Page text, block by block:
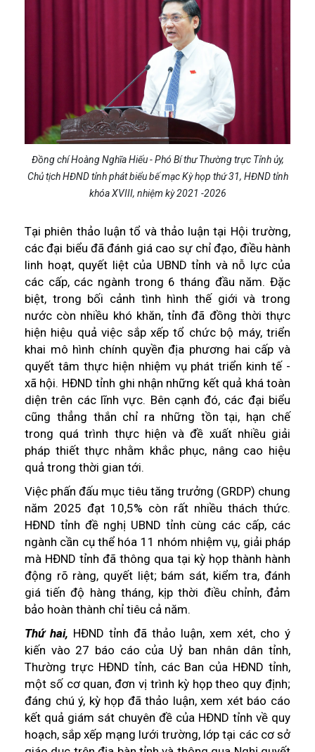
Đồng chí Hoàng Nghĩa Hiếu - Phó Bí thư Thường trực Tỉnh ủy,
Chủ tịch HĐND tỉnh phát biểu bế mạc Kỳ họp thứ 31, HĐND tỉnh
khóa XVIII, nhiệm kỳ 2021 -2026
Tại phiên thảo luận tổ và thảo luận tại Hội trường,
các đại biểu đã đánh giá cao sự chỉ đạo, điều hành
linh hoạt, quyết liệt của UBND tỉnh và nỗ lực của
các cấp, các ngành trong 6 tháng đầu năm. Đặc
biệt, trong bối cảnh tình hình thế giới và trong
nước còn nhiều khó khăn, tỉnh đã đồng thời thực
hiện hiệu quả việc sắp xếp tổ chức bộ máy, triển
khai mô hình chính quyền địa phương hai cấp và
quyết tâm thực hiện nhiệm vụ phát triển kinh tế -
xã hội. HĐND tỉnh ghi nhận những kết quả khá toàn
diện trên các lĩnh vực. Bên cạnh đó, các đại biểu
cũng thẳng thắn chỉ ra những tồn tại, hạn chế
trong quá trình thực hiện và đề xuất nhiều giải
pháp thiết thực nhằm khắc phục, nâng cao hiệu
quả trong thời gian tới.
Việc phấn đấu mục tiêu tăng trưởng (GRDP) chung
năm 2025 đạt 10,5% còn rất nhiều thách thức.
HĐND tỉnh đề nghị UBND tỉnh cùng các cấp, các
ngành cần cụ thể hóa 11 nhóm nhiệm vụ, giải pháp
mà HĐND tỉnh đã thông qua tại kỳ họp thành hành
động rõ ràng, quyết liệt; bám sát, kiểm tra, đánh
giá tiến độ hàng tháng, kịp thời điều chỉnh, đảm
bảo hoàn thành chỉ tiêu cả năm.
Thứ hai, HĐND tỉnh đã thảo luận, xem xét, cho ý
kiến vào 27 báo cáo của Uỷ ban nhân dân tỉnh,
Thường trực HĐND tỉnh, các Ban của HĐND tỉnh,
một số cơ quan, đơn vị trình kỳ họp theo quy định;
đáng chú ý, kỳ họp đã thảo luận, xem xét báo cáo
kết quả giám sát chuyên đề của HĐND tỉnh về quy
hoạch, sắp xếp mạng lưới trường, lớp tại các cơ sở